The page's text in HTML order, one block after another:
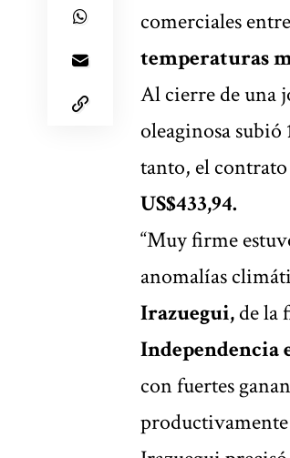
comerciales
temperaturas
Al cierre de una
oleaginosa subió
tanto, el
US$433,94.
“Muy firme
anomalías
Irazuegui,de la
Independencia
con fuertes
productivamente